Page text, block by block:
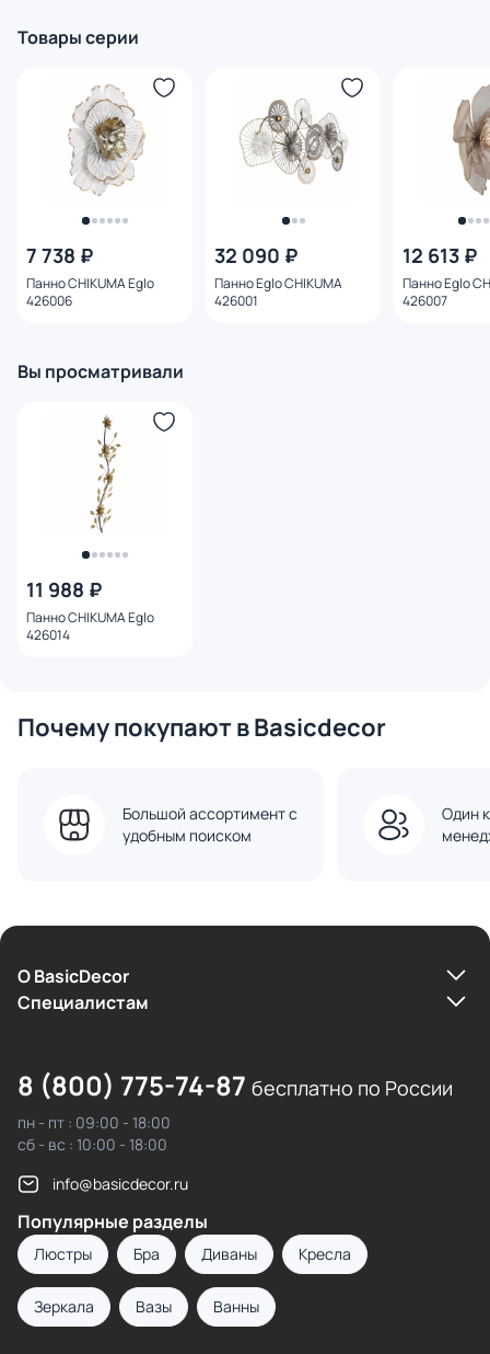
Товары серии
7 738 ₽
Панно CHIKUMA Eglo
426006
32 090 ₽
Панно Eglo CHIKUMA
426001
12 613 ₽
Панно Eglo
426007
Вы просматривали
11 988 ₽
Панно CHIKUMA Eglo
426014
Почему покупают в Basicdecor
Большой ассортимент с
удобным поиском
Один
О BasicDecor
Cпециалистам
8 (800) 775-74-87 бесплатно по России
пн - пт : 09:00 - 18:00
сб - вс : 10:00 - 18:00
info@basicdecor.ru
Популярные разделы
Люстры Бра Диваны Кресла
Зеркала Вазы Ванны